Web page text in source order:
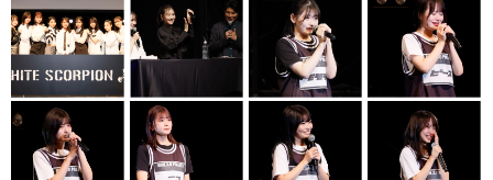
o
k